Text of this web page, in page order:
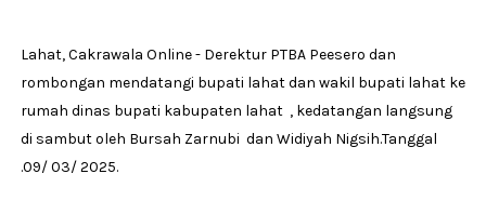
Lahat, Cakrawala Online - Derektur PTBA Peesero dan
rombongan mendatangi bupati lahat dan wakil bupati lahat ke
rumah dinas bupati kabupaten lahat , kedatangan langsung
di sambut oleh Bursah Zarnubi dan Widiyah Nigsih.Tanggal
.09/ 03/ 2025.